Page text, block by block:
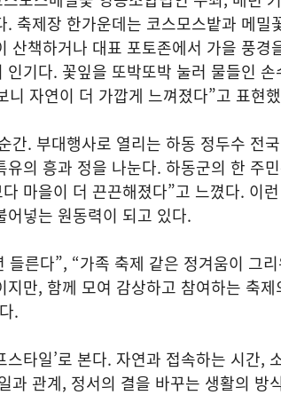
축제장 한가운데는 코스모스밭과 메밀
산책하거나 대표 포토존에서 가을 풍경
기다. 꽃잎을 또박또박 눌러 물들인 손
자연이 더 가깝게 느껴졌다”고 표현
간. 부대행사로 열리는 하동 정두수 전
의 흥과 정을 나눈다. 하동군의 한 주
마을이 더 끈끈해졌다”고 느꼈다. 이
넣는 원동력이 되고 있다.
른다”, “가족 축제 같은 정겨움이 그
만, 함께 모여 감상하고 참여하는 축제
.
타일’로 본다. 자연과 접속하는 시간,
과 관계, 정서의 결을 바꾸는 생활의 방